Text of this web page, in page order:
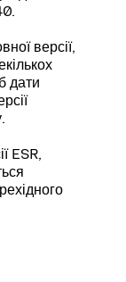
версії,
дати
ESR,